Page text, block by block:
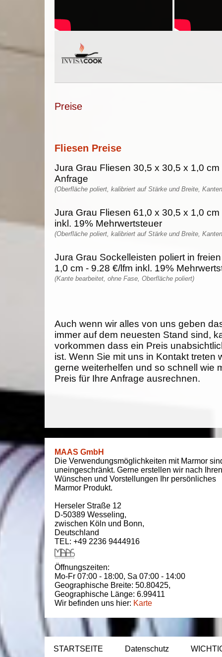
Preise
Fliesen Preise
Jura Grau Fliesen 30,5 x 30,5 x 1,0 cm
Anfrage
(Oberfläche poliert, kalibriert auf Stärke und Breite,
Jura Grau Fliesen 61,0 x 30,5 x 1,0
inkl. 19% Mehrwertsteuer
(Oberfläche poliert, kalibriert auf Stärke und Breite,
Jura Grau Sockelleisten poliert in
1,0 cm - 9.28 €/lfm inkl. 19%
(Kante bearbeitet, ohne Fase, Oberfläche poliert)
Auch wenn wir alles von uns geben
immer auf dem neuesten Stand sind,
vorkommen dass ein Preis
ist. Wenn Sie mit uns in Kontakt treten
gerne weiterhelfen und so schnell wie
Preis für Ihre Anfrage ausrechnen.
MAAS GmbH
Die Verwendungsmöglichkeiten mit Marmor
uneingeschränkt. Gerne erstellen wir nach Ihren
Wünschen und Vorstellungen Ihr persönliches
Marmor Produkt.
Herseler Straße 12
D-50389 Wesseling,
zwischen Köln und Bonn,
Deutschland
TEL: +49 2236 9444916
Öffnungszeiten:
Mo-Fr 07:00 - 18:00, Sa 07:00 - 14:00
Geographische Breite: 50.80425,
Geographische Länge: 6.99411
Wir befinden uns hier: Karte
STARTSEITE Datenschutz